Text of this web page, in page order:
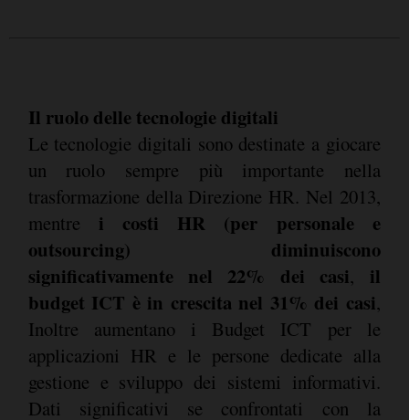
Il ruolo delle tecnologie digitali
Le tecnologie digitali sono destinate a giocare
un ruolo sempre più importante nella
trasformazione della Direzione HR. Nel 2013,
mentre i costi HR (per personale e
outsourcing) diminuiscono
significativamente nel 22% dei casi, il
budget ICT è in crescita nel 31% dei casi,
Inoltre aumentano i Budget ICT per le
applicazioni HR e le persone dedicate alla
gestione e sviluppo dei sistemi informativi.
Dati significativi se confrontati con la